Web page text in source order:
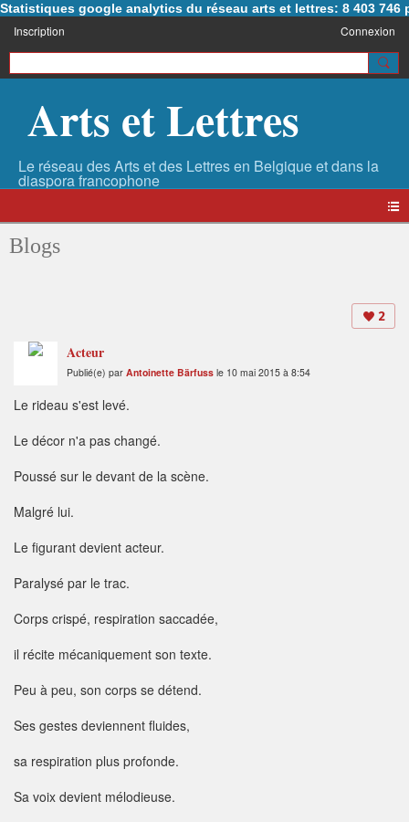
Statistiques google analytics du réseau arts et lettres: 8 403 746
Inscription Connexion
Arts et Lettres
Blogs
2
Acteur
Publié(e) par Antoinette Bärfuss le 10 mai 2015 à 8:54
Le rideau s'est levé.
Le décor n'a pas changé.
Poussé sur le devant de la scène.
Malgré lui.
Le figurant devient acteur.
Paralysé par le trac.
Corps crispé, respiration saccadée,
il récite mécaniquement son texte.
Peu à peu, son corps se détend.
Ses gestes deviennent fluides,
sa respiration plus profonde.
Sa voix devient mélodieuse.